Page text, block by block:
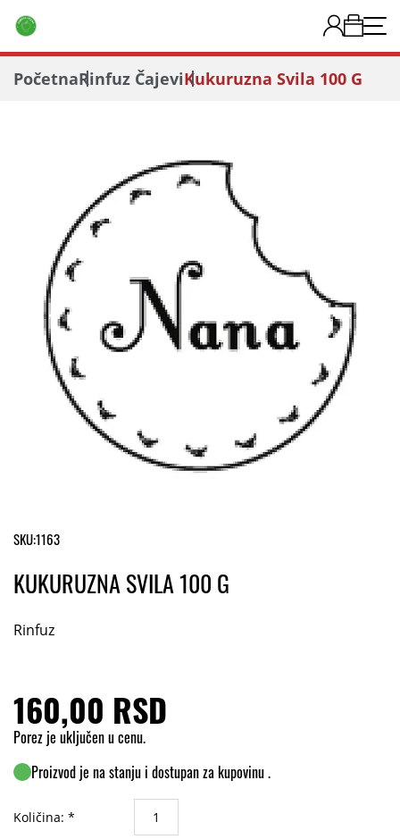
PočetnaRinfuz ČajeviKukuruzna Svila 100 G
SKU:1163
KUKURUZNA SVILA 100 G
Rinfuz
160,00 RSD
Porez je uključen u cenu.
Proizvod je na stanju i dostupan za kupovinu .
Količina: *